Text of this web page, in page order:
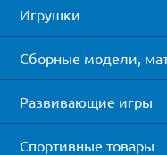
Игрушки
Сборные модели,
Развивающие игры
Спортивные товары